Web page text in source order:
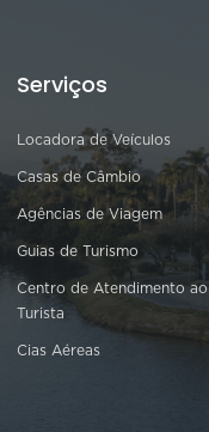
Serviços
Locadora de Veículos
Casas de Câmbio
Agências de Viagem
Guias de Turismo
Centro de Atendimento ao
Turista
Cias Aéreas